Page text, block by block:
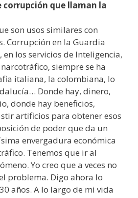
corrupción que llaman la
son usos similares con
Corrupción en la Guardia
en los servicios de Inteligencia,
siempre se ha
italiana, la colombiana, lo
Donde hay, dinero,
donde hay beneficios,
artificios para obtener esos
de poder que da un
envergadura económica
Tenemos que ir al
Yo creo que a veces no
problema. Digo ahora lo
años. A lo largo de mi vida